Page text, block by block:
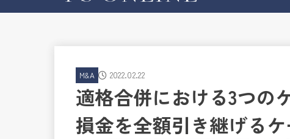
M&A 2022.02.22
適格合併における3つの
損金を全額引き継げるケ